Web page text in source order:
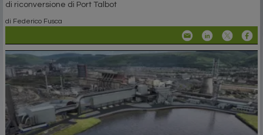
di riconversione di Port Talbot
di Federico Fusca